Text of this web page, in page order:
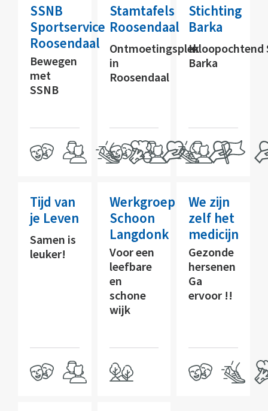
SSNB
Sportservice
Roosendaal
Bewegen
met
SSNB
Stamtafels
Roosendaal
Ontmoetingsplek
in
Roosendaal
Stichting
Barka
Inloopochtend
Barka
Tijd van
je Leven
Samen is
leuker!
Werkgroep
Schoon
Langdonk
Voor een
leefbare
en
schone
wijk
We zijn
zelf het
medicijn
Gezonde
hersenen
Ga
ervoor !!